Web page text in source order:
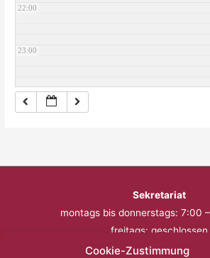
Cookie-Zustimmung
22:00
23:00
Sekretariat
montags bis donnerstags: 7:00
freitags: geschlossen